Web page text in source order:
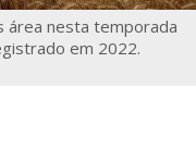
área nesta temporada
em 2022.